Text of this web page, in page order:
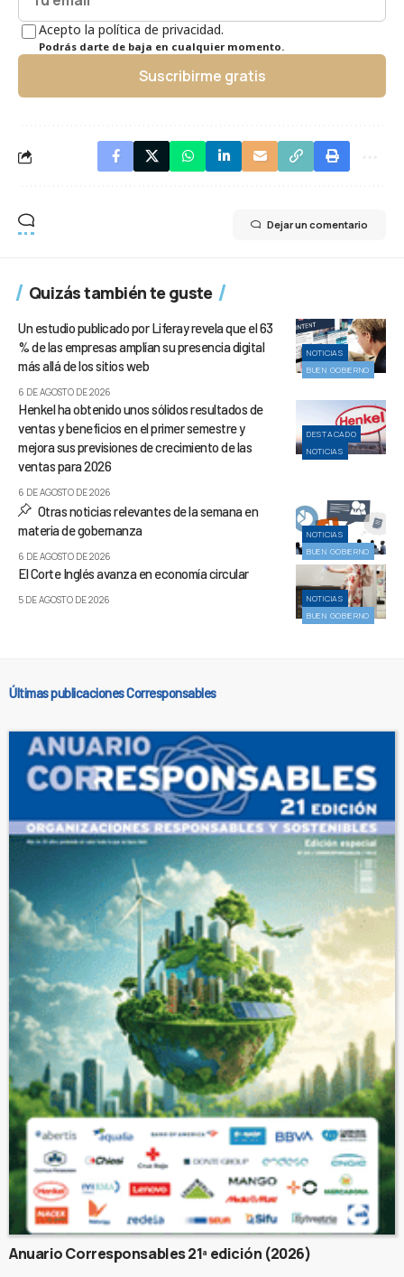
Acepto la política de privacidad.
Podrás darte de baja en cualquier momento.
Suscribirme gratis
Dejar un comentario
Quizás también te guste
NOTICIAS
BUEN GOBIERNO
Un estudio publicado por Liferay revela que el 63
% de las empresas amplían su presencia digital
más allá de los sitios web
6 DE AGOSTO DE 2026
DESTACADO
NOTICIAS
Henkel ha obtenido unos sólidos resultados de
ventas y beneficios en el primer semestre y
mejora sus previsiones de crecimiento de las
ventas para 2026
6 DE AGOSTO DE 2026
NOTICIAS
BUEN GOBIERNO
Otras noticias relevantes de la semana en
materia de gobernanza
6 DE AGOSTO DE 2026
NOTICIAS
BUEN GOBIERNO
El Corte Inglés avanza en economía circular
5 DE AGOSTO DE 2026
Últimas publicaciones Corresponsables
Anuario Corresponsables 21ª edición (2026)